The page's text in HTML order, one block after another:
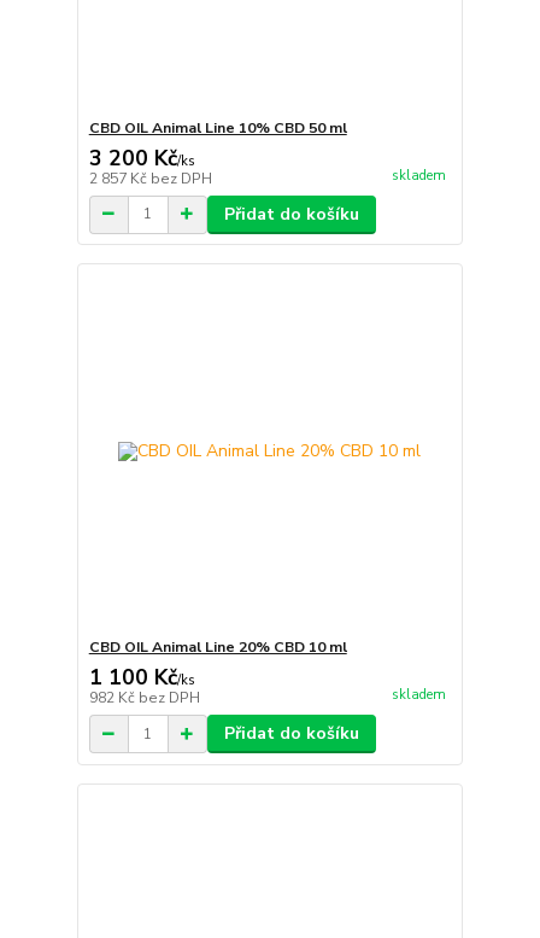
CBD OIL Animal Line 10% CBD 50 ml
3 200 Kč/ks
2 857 Kč bez DPH skladem
Přidat do košíku
CBD OIL Animal Line 20% CBD 10 ml
1 100 Kč/ks
982 Kč bez DPH skladem
Přidat do košíku